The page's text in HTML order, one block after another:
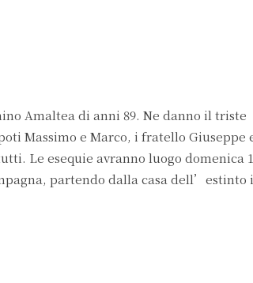
Amaltea di anni 89. Ne danno il triste
Massimo e Marco, i fratello Giuseppe
Le esequie avranno luogo domenica
partendo dalla casa dell’estinto